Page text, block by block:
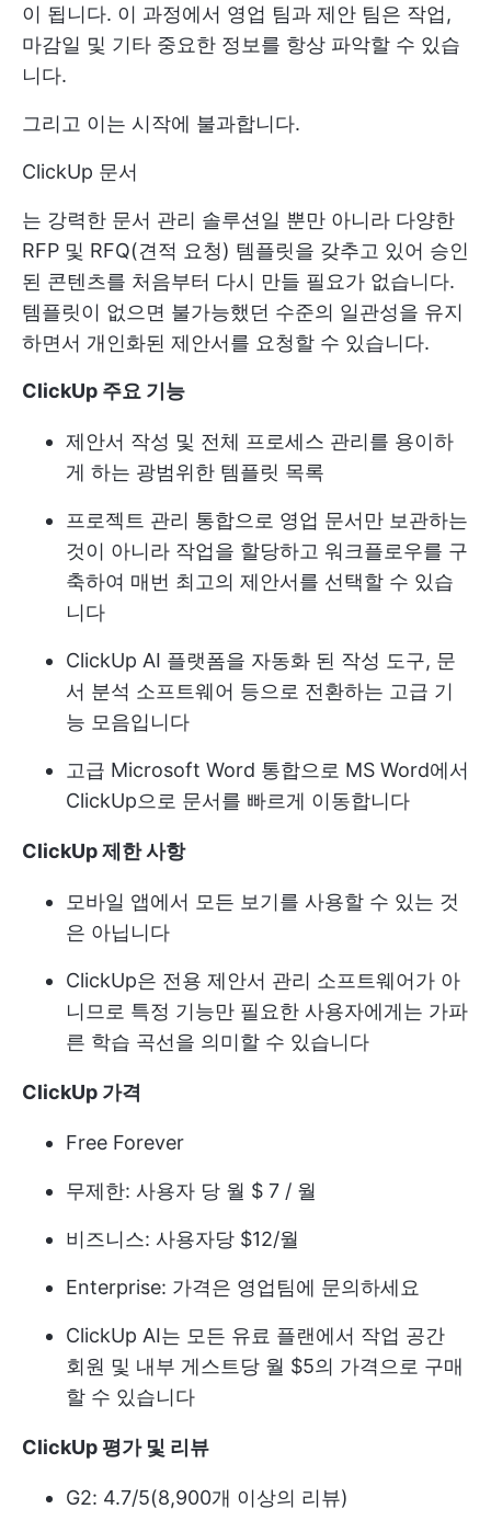
이 됩니다. 이 과정에서 영업 팀과 제안 팀은 작업,
마감일 및 기타 중요한 정보를 항상 파악할 수 있습
니다.
그리고 이는 시작에 불과합니다.
ClickUp 문서
는 강력한 문서 관리 솔루션일 뿐만 아니라 다양한
RFP 및 RFQ(견적 요청) 템플릿을 갖추고 있어 승인
된 콘텐츠를 처음부터 다시 만들 필요가 없습니다.
템플릿이 없으면 불가능했던 수준의 일관성을 유지
하면서 개인화된 제안서를 요청할 수 있습니다.
ClickUp 주요 기능
제안서 작성 및 전체 프로세스 관리를 용이하
게 하는 광범위한 템플릿 목록
프로젝트 관리 통합으로 영업 문서만 보관하는
것이 아니라 작업을 할당하고 워크플로우를 구
축하여 매번 최고의 제안서를 선택할 수 있습
니다
ClickUp AI 플랫폼을 자동화 된 작성 도구, 문
서 분석 소프트웨어 등으로 전환하는 고급 기
능 모음입니다
고급 Microsoft Word 통합으로 MS Word에서
ClickUp으로 문서를 빠르게 이동합니다
ClickUp 제한 사항
모바일 앱에서 모든 보기를 사용할 수 있는 것
은 아닙니다
ClickUp은 전용 제안서 관리 소프트웨어가 아
니므로 특정 기능만 필요한 사용자에게는 가파
른 학습 곡선을 의미할 수 있습니다
ClickUp 가격
Free Forever
무제한: 사용자 당 월 $ 7 / 월
비즈니스: 사용자당 $12/월
Enterprise: 가격은 영업팀에 문의하세요
ClickUp AI는 모든 유료 플랜에서 작업 공간
회원 및 내부 게스트당 월 $5의 가격으로 구매
할 수 있습니다
ClickUp 평가 및 리뷰
G2: 4.7/5(8,900개 이상의 리뷰)